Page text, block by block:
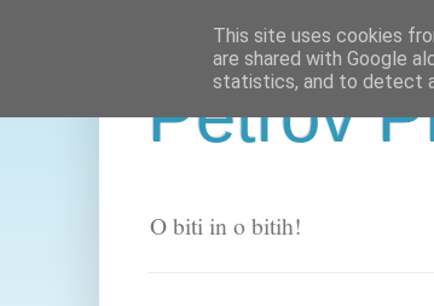
Petrov
O biti in o bitih!
This site uses cookies
are shared with Google
statistics, and to detect